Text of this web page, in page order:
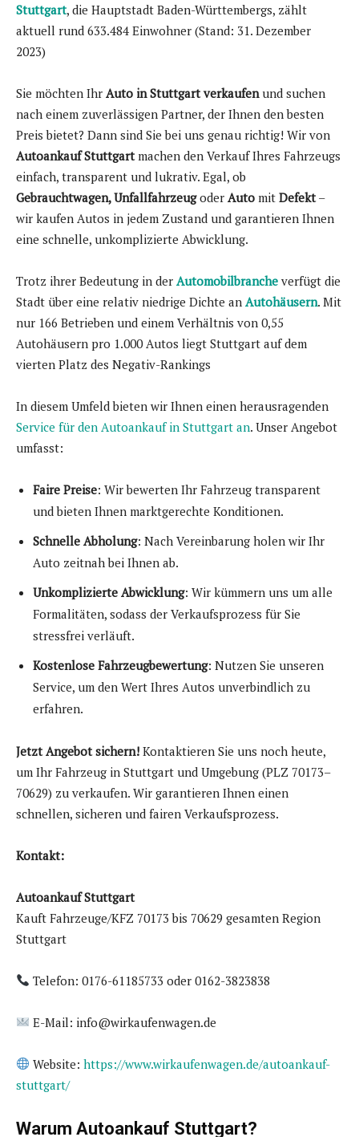
Stuttgart, die Hauptstadt Baden-Württembergs, zählt
aktuell rund 633.484 Einwohner (Stand: 31. Dezember
2023)
Sie möchten Ihr Auto in Stuttgart verkaufen und suchen
nach einem zuverlässigen Partner, der Ihnen den besten
Preis bietet? Dann sind Sie bei uns genau richtig! Wir von
Autoankauf Stuttgartmachen den Verkauf Ihres Fahrzeugs
einfach, transparent und lukrativ. Egal, ob
Gebrauchtwagen, Unfallfahrzeugoder Auto mit Defekt–
wir kaufen Autos in jedem Zustand und garantieren Ihnen
eine schnelle, unkomplizierte Abwicklung.
Trotz ihrer Bedeutung in der Automobilbranche verfügt die
Stadt über eine relativ niedrige Dichte an Autohäusern. Mit
nur 166 Betrieben und einem Verhältnis von 0,55
Autohäusern pro 1.000 Autos liegt Stuttgart auf dem
vierten Platz des Negativ-Rankings
In diesem Umfeld bieten wir Ihnen einen herausragenden
Service für den Autoankauf in Stuttgart an. Unser Angebot
umfasst:
Faire Preise: Wir bewerten Ihr Fahrzeug transparent
und bieten Ihnen marktgerechte Konditionen.
Schnelle Abholung: Nach Vereinbarung holen wir Ihr
Auto zeitnah bei Ihnen ab.
Unkomplizierte Abwicklung: Wir kümmern uns um alle
Formalitäten, sodass der Verkaufsprozess für Sie
stressfrei verläuft.
Kostenlose Fahrzeugbewertung: Nutzen Sie unseren
Service, um den Wert Ihres Autos unverbindlich zu
erfahren.
Jetzt Angebot sichern! Kontaktieren Sie uns noch heute,
um Ihr Fahrzeug in Stuttgart und Umgebung (PLZ 70173–
70629) zu verkaufen. Wir garantieren Ihnen einen
schnellen, sicheren und fairen Verkaufsprozess.
Kontakt:
Autoankauf Stuttgart
Kauft Fahrzeuge/KFZ 70173 bis 70629 gesamten Region
Stuttgart
Telefon: 0176-61185733 oder 0162-3823838
E-Mail: info@wirkaufenwagen.de
Website:https://www.wirkaufenwagen.de/autoankauf-
stuttgart/
Warum Autoankauf Stuttgart?